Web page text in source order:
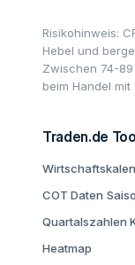
Risikohinweis:
Hebel und
Zwischen 74-
beim Handel mit
Traden.de
COT Daten
Quartalszahlen
Heatmap